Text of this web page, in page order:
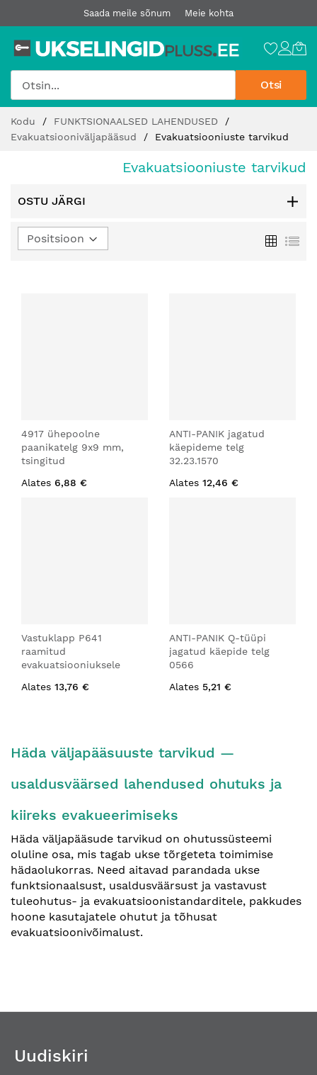
Saada meile sõnum Meie kohta
Otsi
sisu
juurde
Kodu
FUNKTSIONAALSED LAHENDUSED
Evakuatsiooniväljapääsud
Evakuatsiooniuste tarvikud
Evakuatsiooniuste tarvikud
OSTU JÄRGI
4917 ühepoolne
paanikatelg 9x9 mm,
tsingitud
Alates 6,88 €
ANTI-PANIK jagatud
käepideme telg
32.23.1570
Alates 12,46 €
Vastuklapp P641
raamitud
evakuatsiooniuksele
Alates 13,76 €
ANTI-PANIK Q-tüüpi
jagatud käepide telg
0566
Alates 5,21 €
Häda väljapääsuuste tarvikud —
usaldusväärsed lahendused ohutuks ja
kiireks evakueerimiseks
Häda väljapääsude tarvikud on ohutussüsteemi
oluline osa, mis tagab ukse tõrgeteta toimimise
hädaolukorras. Need aitavad parandada ukse
funktsionaalsust, usaldusväärsust ja vastavust
tuleohutus- ja evakuatsioonistandarditele, pakkudes
hoone kasutajatele ohutut ja tõhusat
evakuatsioonivõimalust.
Uudiskiri